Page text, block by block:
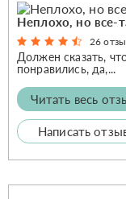
Неплохо, но все-
26
Должен сказать,
понравились, да,...
Читать весь
Написать